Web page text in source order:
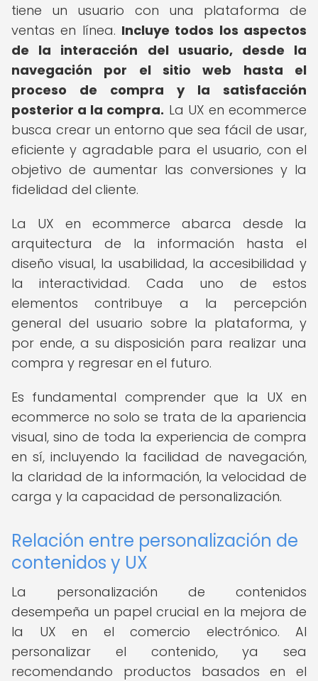
tiene un usuario con una plataforma de
ventas en línea. Incluye todos los aspectos
de la interacción del usuario, desde la
navegación por el sitio web hasta el
proceso de compra y la satisfacción
posterior a la compra. La UX en ecommerce
busca crear un entorno que sea fácil de usar,
eficiente y agradable para el usuario, con el
objetivo de aumentar las conversiones y la
fidelidad del cliente.
La UX en ecommerce abarca desde la
arquitectura de la información hasta el
diseño visual, la usabilidad, la accesibilidad y
la interactividad. Cada uno de estos
elementos contribuye a la percepción
general del usuario sobre la plataforma, y
por ende, a su disposición para realizar una
compra y regresar en el futuro.
Es fundamental comprender que la UX en
ecommerce no solo se trata de la apariencia
visual, sino de toda la experiencia de compra
en sí, incluyendo la facilidad de navegación,
la claridad de la información, la velocidad de
carga y la capacidad de personalización.
Relación entre personalización de
contenidos y UX
La personalización de contenidos
desempeña un papel crucial en la mejora de
la UX en el comercio electrónico. Al
personalizar el contenido, ya sea
recomendando productos basados en el